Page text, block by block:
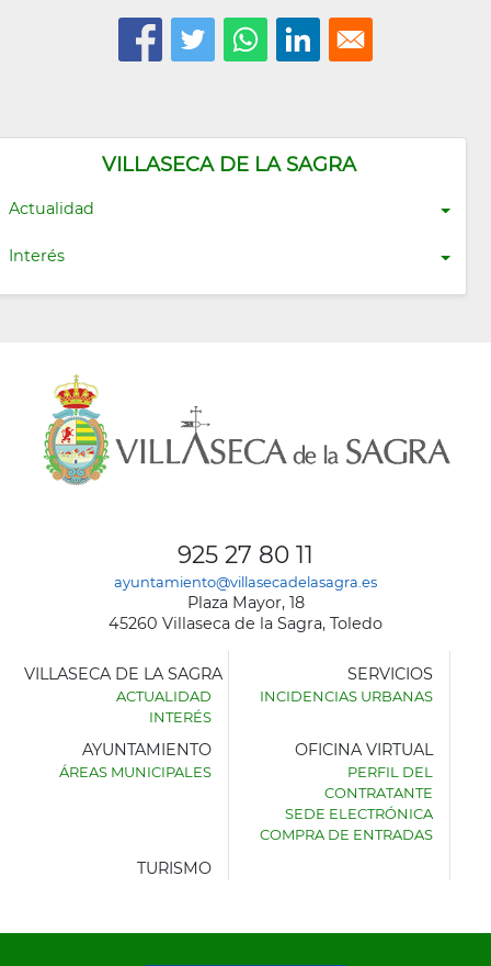
VILLASECA DE LA SAGRA
Actualidad
Interés
925 27 80 11
ayuntamiento@villasecadelasagra.es
Plaza Mayor, 18
45260 Villaseca de la Sagra, Toledo
AYUNTAMIENTO
VILLASECA DE LA SAGRA
ACTUALIDAD
INTERÉS
SERVICIOS
INCIDENCIAS URBANAS
AYUNTAMIENTO
ÁREAS MUNICIPALES
OFICINA VIRTUAL
PERFIL DEL
CONTRATANTE
SEDE ELECTRÓNICA
COMPRA DE ENTRADAS
TURISMO